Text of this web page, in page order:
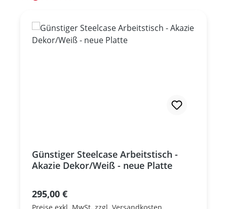
Günstiger Steelcase Arbeitstisch -
Akazie Dekor/Weiß - neue Platte
Regulärer Preis:
295,00 €